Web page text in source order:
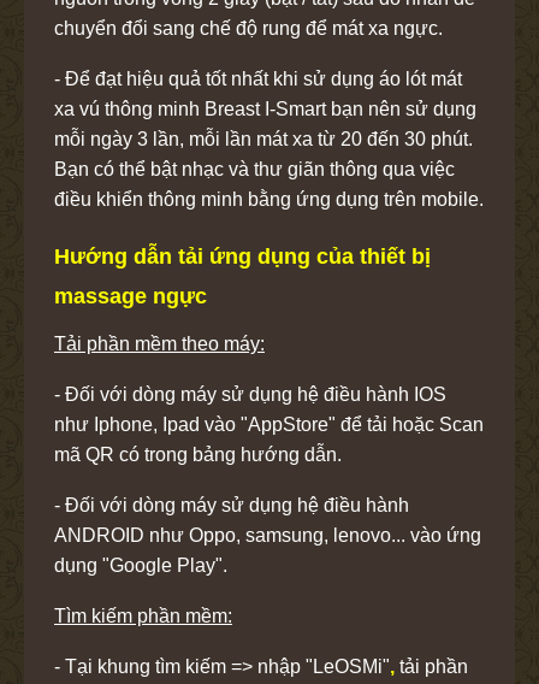
chuyển đổi sang chế độ rung để mát xa ngực.
- Để đạt hiệu quả tốt nhất khi sử dụng áo lót mát
xa vú thông minh Breast I-Smart bạn nên sử dụng
mỗi ngày 3 lần, mỗi lần mát xa từ 20 đến 30 phút.
Bạn có thể bật nhạc và thư giãn thông qua việc
điều khiển thông minh bằng ứng dụng trên mobile.
Hướng dẫn tải ứng dụng của thiết bị
massage ngực
Tải phần mềm theo máy:
- Đối với dòng máy sử dụng hệ điều hành IOS
như Iphone, Ipad vào "AppStore" để tải hoặc Scan
mã QR có trong bảng hướng dẫn.
- Đối với dòng máy sử dụng hệ điều hành
ANDROID như Oppo, samsung, lenovo... vào ứng
dụng "Google Play".
Tìm kiếm phần mềm:
- Tại khung tìm kiếm => nhập "LeOSMi", tải phần